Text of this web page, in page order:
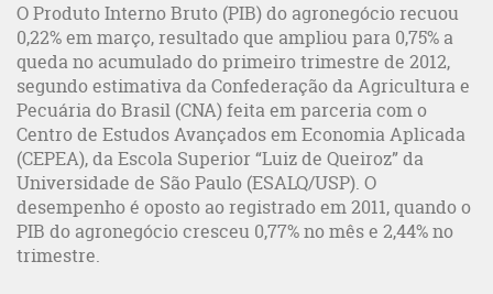
O Produto Interno Bruto (PIB) do agronegócio recuou
0,22% em março, resultado que ampliou para 0,75% a
queda no acumulado do primeiro trimestre de 2012,
segundo estimativa da Confederação da Agricultura e
Pecuária do Brasil (CNA) feita em parceria com o
Centro de Estudos Avançados em Economia Aplicada
(CEPEA), da Escola Superior “Luiz de Queiroz” da
Universidade de São Paulo (ESALQ/USP). O
desempenho é oposto ao registrado em 2011, quando o
PIB do agronegócio cresceu 0,77% no mês e 2,44% no
trimestre.